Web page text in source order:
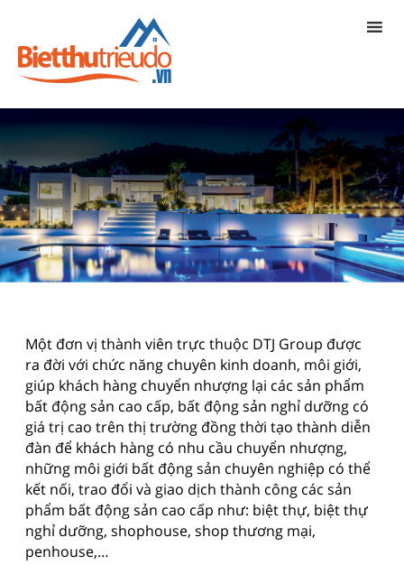
Một đơn vị thành viên trực thuộc DTJ Group được
ra đời với chức năng chuyên kinh doanh, môi giới,
giúp khách hàng chuyển nhượng lại các sản phẩm
bất động sản cao cấp, bất động sản nghỉ dưỡng có
giá trị cao trên thị trường đồng thời tạo thành diễn
đàn để khách hàng có nhu cầu chuyển nhượng,
những môi giới bất động sản chuyên nghiệp có thể
kết nối, trao đổi và giao dịch thành công các sản
phẩm bất động sản cao cấp như: biệt thự, biệt thự
nghỉ dưỡng, shophouse, shop thương mại,
penhouse,…